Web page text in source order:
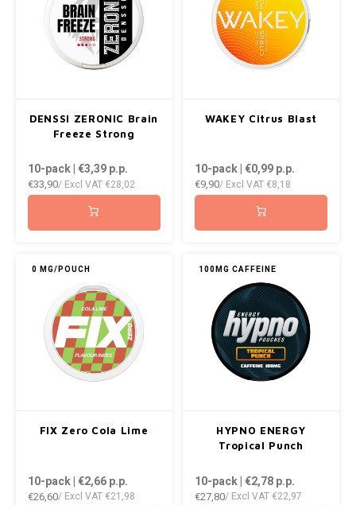
DENSSI ZERONIC Brain
Freeze Strong
10-pack | €3,39p.p.
€33,90/ Excl VAT €28,02
WAKEY Citrus Blast
10-pack | €0,99p.p.
€9,90/ Excl VAT €8,18
0 MG/POUCH
FIX Zero Cola Lime
10-pack | €2,66p.p.
€26,60/ Excl VAT €21,98
100MG CAFFEINE
HYPNO ENERGY
Tropical Punch
10-pack | €2,78p.p.
€27,80/ Excl VAT €22,97